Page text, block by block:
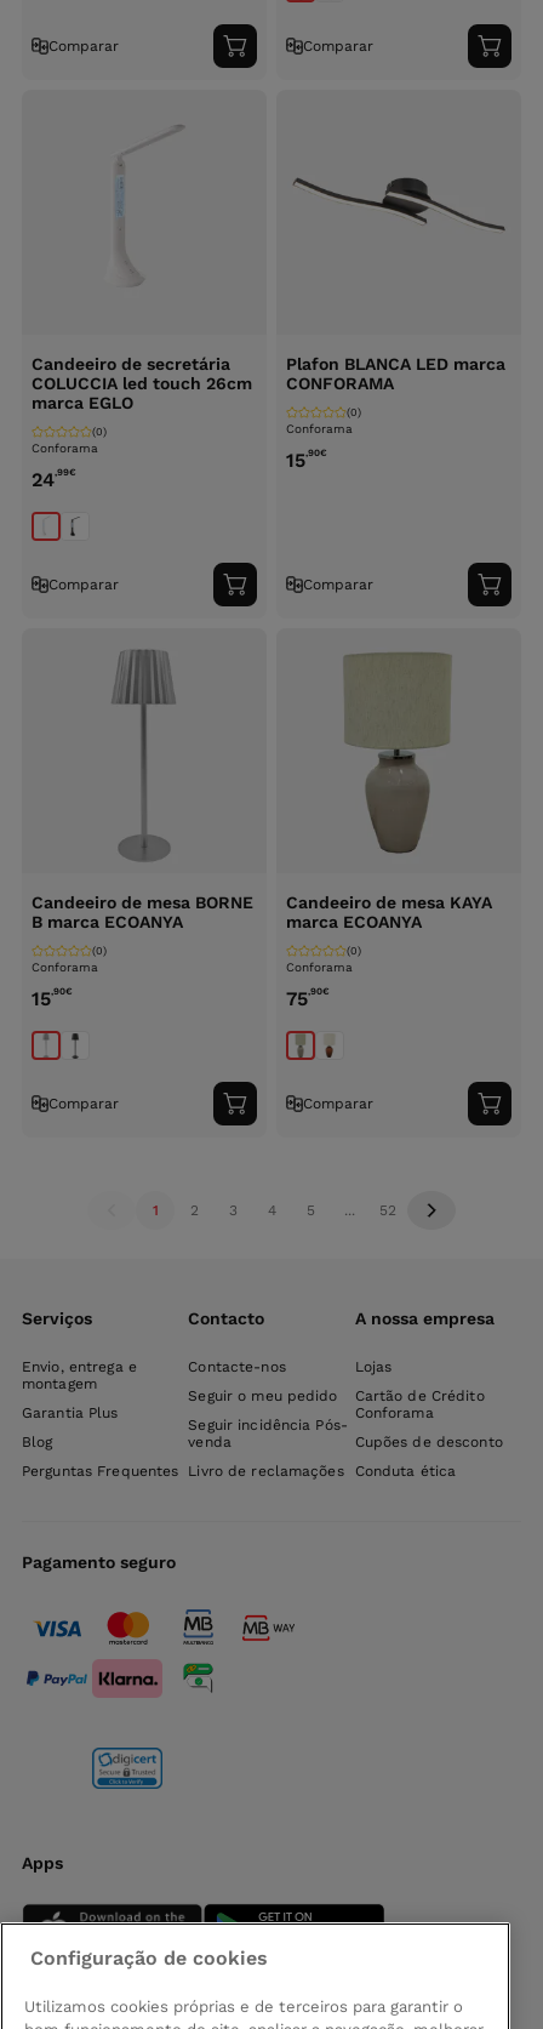
Comparar
Adicionar
ao
Comparar
ao
Candeeiro de secretária
COLUCCIA led touch 26cm
marca EGLO
Conforama
(0)
24,99€
Comparar
Adicionar
ao
Plafon BLANCA LED marca
CONFORAMA
Conforama
(0)
15,90€
Comparar
ao
Candeeiro de mesa BORNE
B marca ECOANYA
Conforama
(0)
15,90€
Comparar
Adicionar
ao
Candeeiro de mesa KAYA
marca ECOANYA
Conforama
(0)
75,90€
Comparar
ao
1 2 3 4 5 ... 52
Serviços
Envio, entrega e
montagem
Garantia Plus
Blog
Perguntas Frequentes
Contacto
Contacte-nos
Seguir o meu pedido
Seguir incidência Pós-
venda
Livro de reclamações
A nossa empresa
Lojas
Cartão de Crédito
Conforama
Cupões de desconto
Conduta ética
Pagamento seguro
Apps
Configuração de cookies
Utilizamos cookies próprias e de terceiros para garantir o